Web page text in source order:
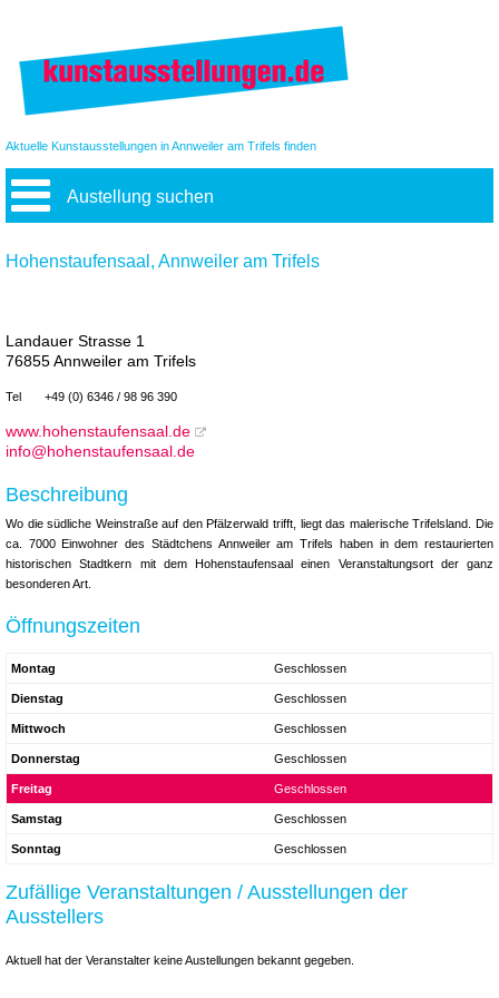
Aktuelle Kunstausstellungen in Annweiler am Trifels finden
Austellung suchen
Hohenstaufensaal, Annweiler am Trifels
Landauer Strasse 1
76855 Annweiler am Trifels
Tel +49 (0) 6346 / 98 96 390
www.hohenstaufensaal.de
info@hohenstaufensaal.de
Beschreibung
Wo die südliche Weinstraße auf den Pfälzerwald trifft, liegt das malerische Trifelsland. Die
ca. 7000 Einwohner des Städtchens Annweiler am Trifels haben in dem restaurierten
historischen Stadtkern mit dem Hohenstaufensaal einen Veranstaltungsort der ganz
besonderen Art.
Öffnungszeiten
Montag Geschlossen
Dienstag Geschlossen
Mittwoch Geschlossen
Donnerstag Geschlossen
Freitag Geschlossen
Samstag Geschlossen
Sonntag Geschlossen
Zufällige Veranstaltungen / Ausstellungen der
Ausstellers
Aktuell hat der Veranstalter keine Austellungen bekannt gegeben.